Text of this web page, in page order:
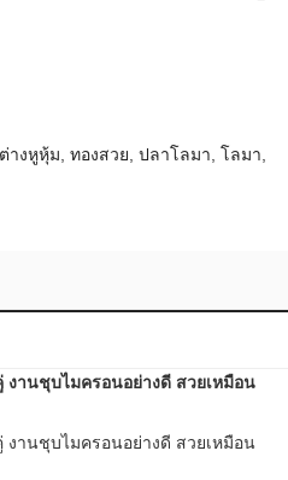
ต่างหูหุ้ม, ทองสวย, ปลาโลมา, โลมา,
านชุบไมครอนอย่างดี สวยเหมือน
านชุบไมครอนอย่างดี สวยเหมือน